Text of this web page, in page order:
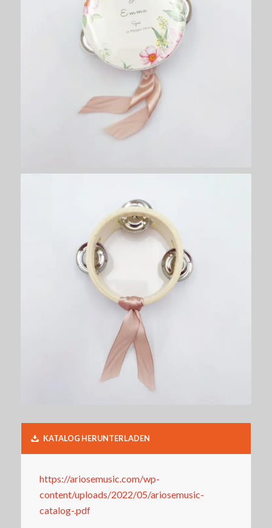
KATALOG HERUNTERLADEN
https://ariosemusic.com/wp-
content/uploads/2022/05/ariosemusic-
catalog-.pdf